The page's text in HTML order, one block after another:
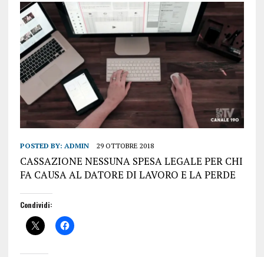
POSTED BY: ADMIN 29 OTTOBRE 2018
CASSAZIONE NESSUNA SPESA LEGALE PER CHI
FA CAUSA AL DATORE DI LAVORO E LA PERDE
Condividi: